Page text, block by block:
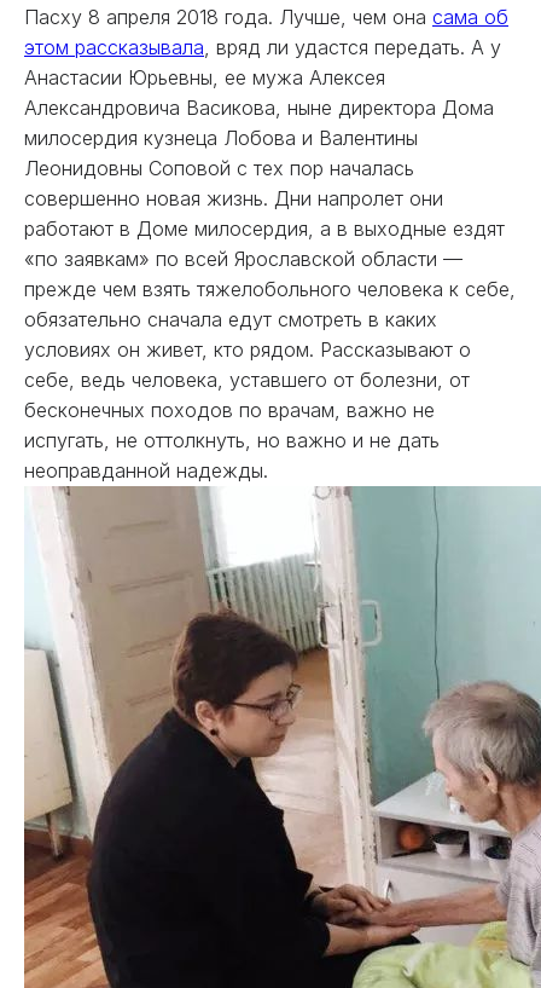
Пасху 8 апреля 2018 года. Лучше, чем она сама об
этом рассказывала, вряд ли удастся передать. А у
Анастасии Юрьевны, ее мужа Алексея
Александровича Васикова, ныне директора Дома
милосердия кузнеца Лобова и Валентины
Леонидовны Соповой с тех пор началась
совершенно новая жизнь. Дни напролет они
работают в Доме милосердия, а в выходные ездят
«по заявкам» по всей Ярославской области —
прежде чем взять тяжелобольного человека к себе,
обязательно сначала едут смотреть в каких
условиях он живет, кто рядом. Рассказывают о
себе, ведь человека, уставшего от болезни, от
бесконечных походов по врачам, важно не
испугать, не оттолкнуть, но важно и не дать
неоправданной надежды.